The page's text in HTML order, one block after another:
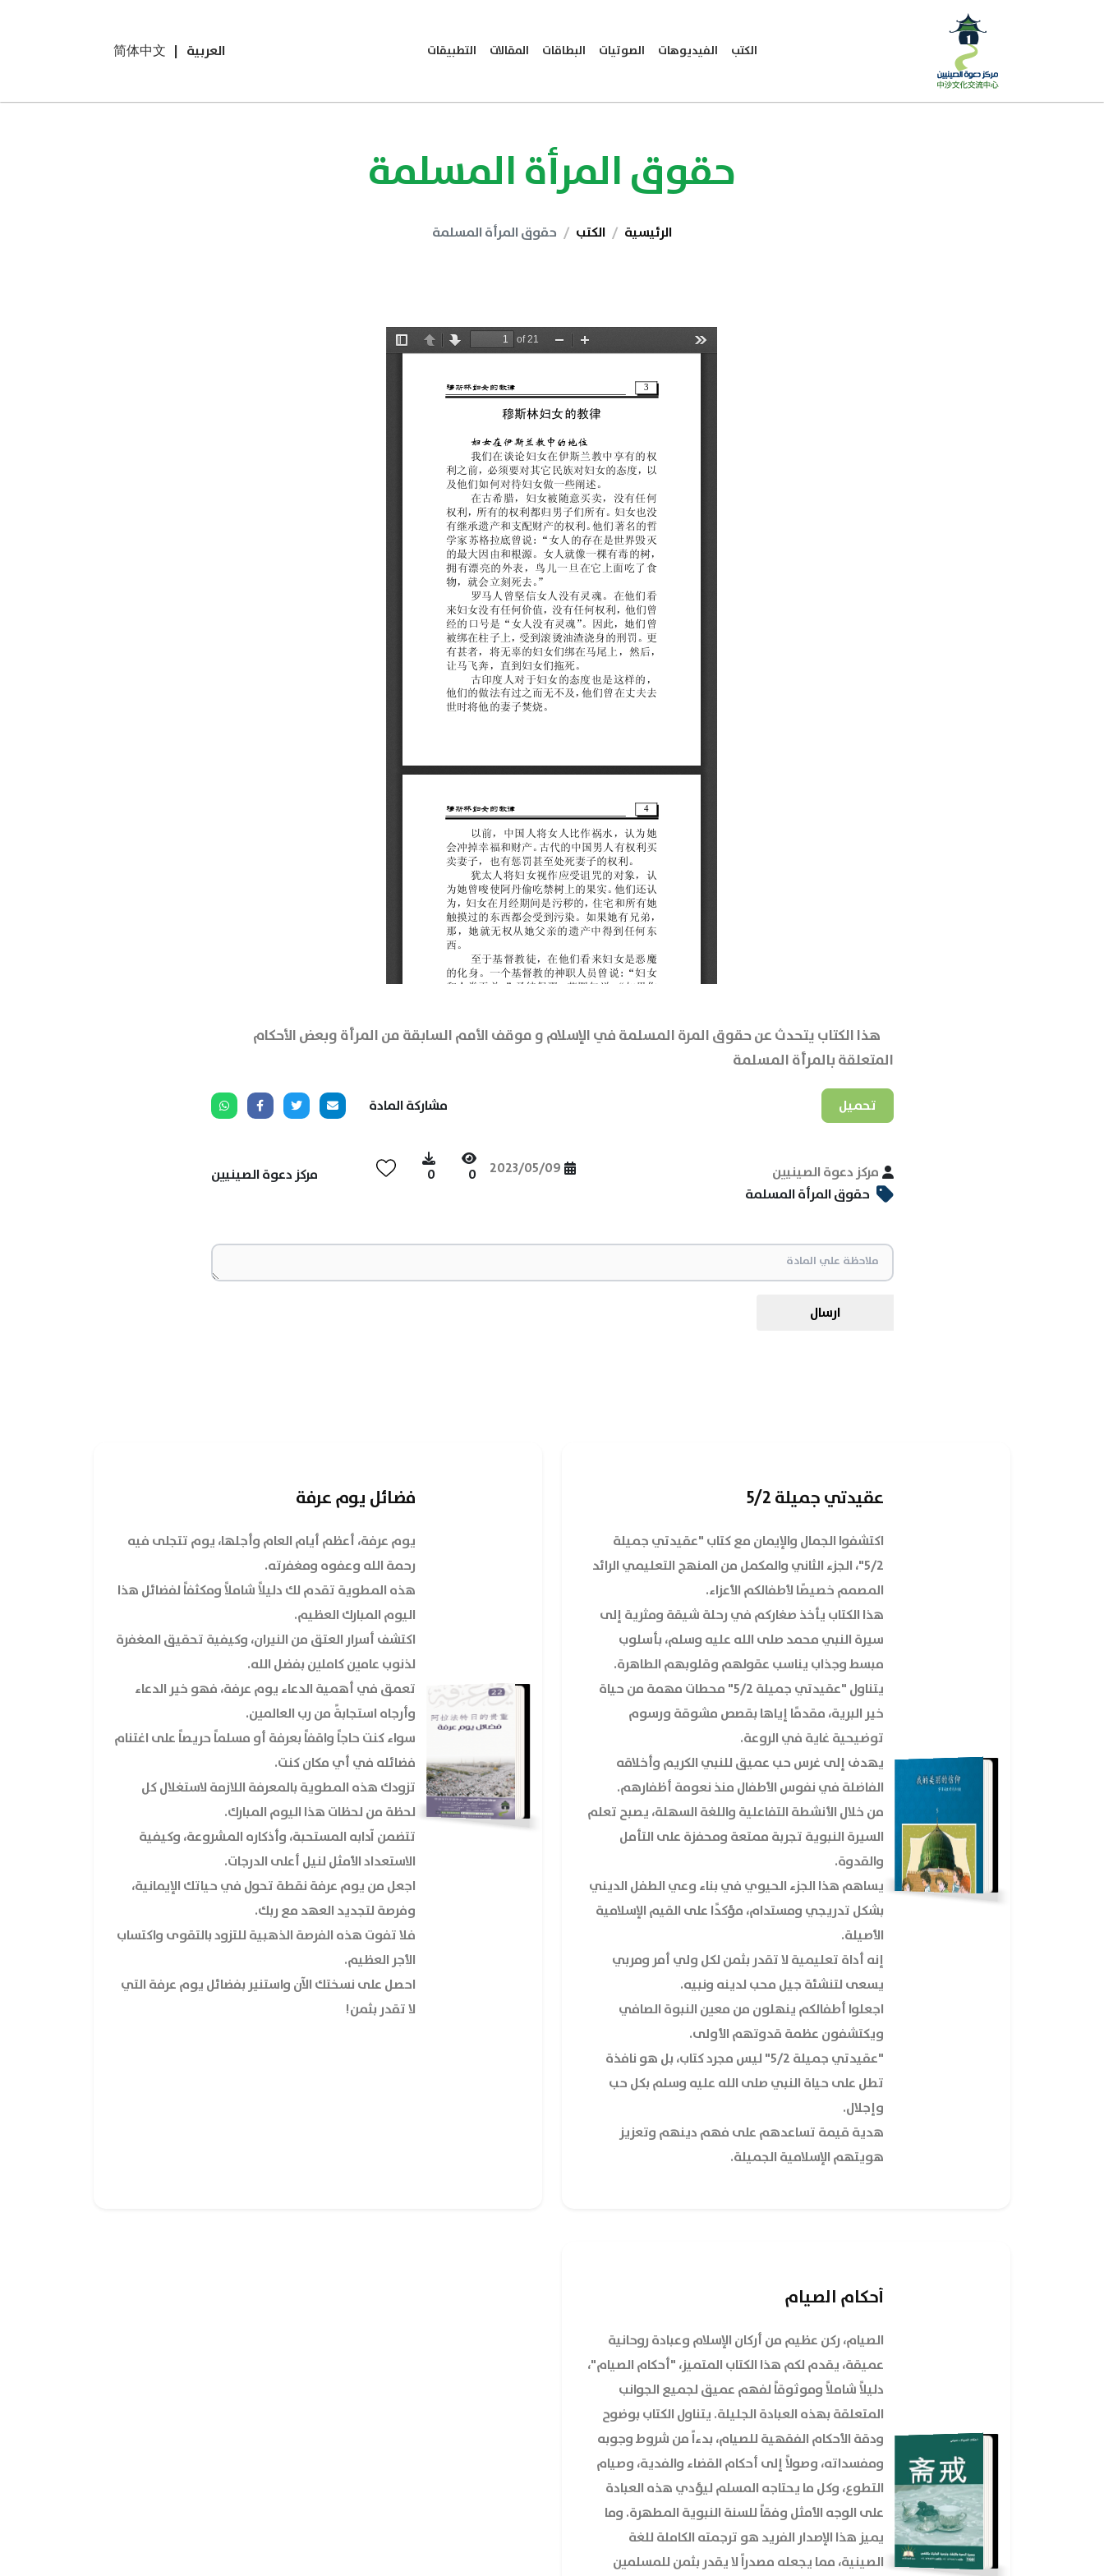
الكتب الفيديوهات الصوتيات البطاقات المقالات التطبيقات العربية |
简体中文
حقوق المرأة المسلمة
الرئيسية الكتب حقوق المرأة المسلمة
هذا الكتاب يتحدث عن حقوق المرة المسلمة في الإسلام و موقف الأمم السابقة من المرأة وبعض الأحكام
المتعلقة بالمرأة المسلمة
تحميل مشاركة المادة
مركز دعوة الصينيين 2023/05/09
0
0
مركز دعوة الصينيين
حقوق المرأة المسلمة
ارسال
عقيدتي جميلة 5/2
اكتشفوا الجمال والإيمان مع كتاب "عقيدتي جميلة
5/2"، الجزء الثاني والمكمل من المنهج التعليمي الرائد
المصمم خصيصًا لأطفالكم الأعزاء.
هذا الكتاب يأخذ صغاركم في رحلة شيقة ومثرية إلى
سيرة النبي محمد صلى الله عليه وسلم، بأسلوب
مبسط وجذاب يناسب عقولهم وقلوبهم الطاهرة.
يتناول "عقيدتي جميلة 5/2" محطات مهمة من حياة
خير البرية، مقدمًا إياها بقصص مشوقة ورسوم
توضيحية غاية في الروعة.
يهدف إلى غرس حب عميق للنبي الكريم وأخلاقه
الفاضلة في نفوس الأطفال منذ نعومة أظفارهم.
من خلال الأنشطة التفاعلية واللغة السهلة، يصبح تعلم
السيرة النبوية تجربة ممتعة ومحفزة على التأمل
والقدوة.
يساهم هذا الجزء الحيوي في بناء وعي الطفل الديني
بشكل تدريجي ومستدام، مؤكدًا على القيم الإسلامية
الأصيلة.
إنه أداة تعليمية لا تقدر بثمن لكل ولي أمر ومربي
يسعى لتنشئة جيل محب لدينه ونبيه.
اجعلوا أطفالكم ينهلون من معين النبوة الصافي
ويكتشفون عظمة قدوتهم الأولى.
"عقيدتي جميلة 5/2" ليس مجرد كتاب، بل هو نافذة
تطل على حياة النبي صلى الله عليه وسلم بكل حب
وإجلال.
هدية قيمة تساعدهم على فهم دينهم وتعزيز
هويتهم الإسلامية الجميلة.
فضائل يوم عرفة
يوم عرفة، أعظم أيام العام وأجلها، يوم تتجلى فيه
رحمة الله وعفوه ومغفرته.
هذه المطوية تقدم لك دليلاً شاملاً ومكثفاً لفضائل هذا
اليوم المبارك العظيم.
اكتشف أسرار العتق من النيران، وكيفية تحقيق المغفرة
لذنوب عامين كاملين بفضل الله.
تعمق في أهمية الدعاء يوم عرفة، فهو خير الدعاء
وأرجاه استجابةً من رب العالمين.
سواء كنت حاجاً واقفاً بعرفة أو مسلماً حريصاً على اغتنام
فضائله في أي مكان كنت.
تزودك هذه المطوية بالمعرفة اللازمة لاستغلال كل
لحظة من لحظات هذا اليوم المبارك.
تتضمن آدابه المستحبة، وأذكاره المشروعة، وكيفية
الاستعداد الأمثل لنيل أعلى الدرجات.
اجعل من يوم عرفة نقطة تحول في حياتك الإيمانية،
وفرصة لتجديد العهد مع ربك.
فلا تفوت هذه الفرصة الذهبية للتزود بالتقوى واكتساب
الأجر العظيم.
احصل على نسختك الآن واستنير بفضائل يوم عرفة التي
لا تقدر بثمن!
أحكام الصيام
الصيام، ركن عظيم من أركان الإسلام وعبادة روحانية
عميقة، يقدم لكم هذا الكتاب المتميز، "أحكام الصيام"،
دليلاً شاملاً وموثوقاً لفهم عميق لجميع الجوانب
المتعلقة بهذه العبادة الجليلة. يتناول الكتاب بوضوح
ودقة الأحكام الفقهية للصيام، بدءاً من شروط وجوبه
ومفسداته، وصولاً إلى أحكام القضاء والفدية، وصيام
التطوع، وكل ما يحتاجه المسلم ليؤدي هذه العبادة
على الوجه الأمثل وفقاً للسنة النبوية المطهرة. وما
يميز هذا الإصدار الفريد هو ترجمته الكاملة للغة
الصينية، مما يجعله مصدراً لا يقدر بثمن للمسلمين